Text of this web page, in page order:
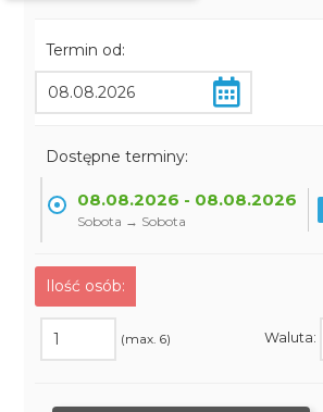
Termin od:
Dostępne terminy:
08.08.2026 - 08.08.2026
Sobota → Sobota
Ilość osób:
(max. 6) Waluta: